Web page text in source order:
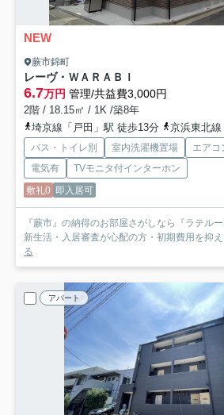
NEW
蕨市錦町
レーヴ・ＷＡＲＡＢＩ
6.7万円 管理/共益費3,000円
2階 / 18.15㎡ / 1K /築8年
埼京線「戸田」駅 徒歩13分
京浜東北
バス・トイレ別 室内洗濯機置場 エアコ
電気有
TVモニタ付インターホン
敷礼0 即入居可
『蕨市』の納得のお部屋さがしなら『ラテル
新生活・入居審査が心配の方・初期費用を抑え
る
アパート